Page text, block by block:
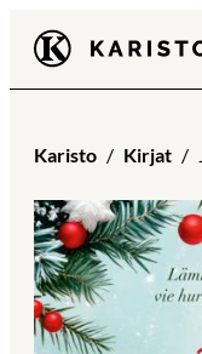
Siirry
suoraan
sisältöön
Karisto
Karisto Kirjat